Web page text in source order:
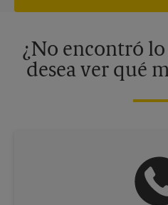
¿No encontró
desea ver qué